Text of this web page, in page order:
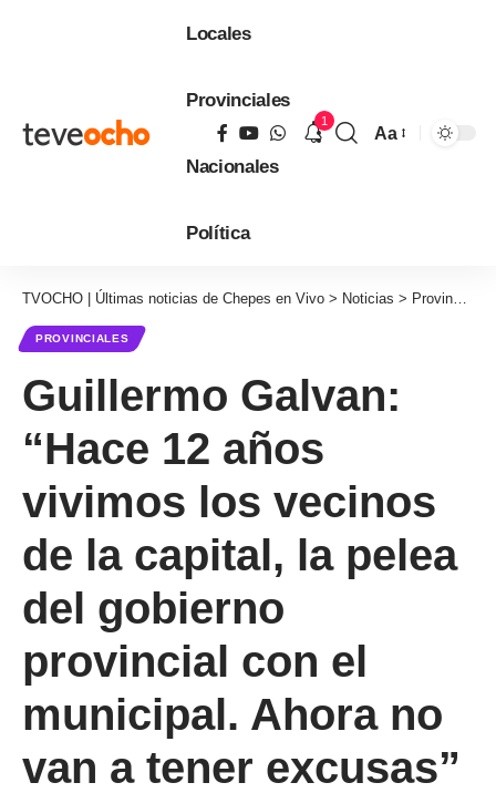
Locales
Provinciales
Nacionales
Política
1
Aa
TVOCHO | Últimas noticias de Chepes en Vivo > Noticias > Provinciales
PROVINCIALES
Guillermo Galvan:
“Hace 12 años
vivimos los vecinos
de la capital, la pelea
del gobierno
provincial con el
municipal. Ahora no
van a tener excusas”